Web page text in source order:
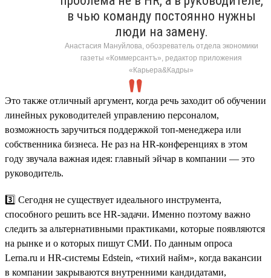
в чью команду постоянно нужны
люди на замену.
Анастасия Мануйлова, обозреватель отдела экономики
газеты «Коммерсантъ», редактор приложения
«Карьера&Кадры»
Это также отличный аргумент, когда речь заходит об обучении
линейных руководителей управлению персоналом,
возможность заручиться поддержкой топ-менеджера или
собственника бизнеса. Не раз на HR-конференциях в этом
году звучала важная идея: главный эйчар в компании — это
руководитель.
3️⃣ Сегодня не существует идеального инструмента,
способного решить все HR-задачи. Именно поэтому важно
следить за альтернативными практиками, которые появляются
на рынке и о которых пишут СМИ. По данным опроса
Lerna.ru и HR-системы Edstein, «тихий найм», когда вакансии
в компании закрываются внутренними кандидатами,